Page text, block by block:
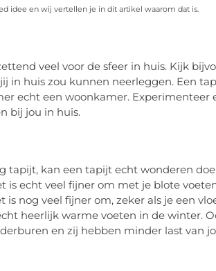
idee en wij vertellen je in dit artikel waarom dat is.
veel voor de sfeer in huis. Kijk
in huis zou kunnen neerleggen. Een
echt een woonkamer. Experimenteer
bij jou in huis.
tapijt, kan een tapijt echt wonderen
is echt veel fijner om met je blote
is nog veel fijner om, zeker als je een
heerlijk warme voeten in de winter.
en zij hebben minder last van